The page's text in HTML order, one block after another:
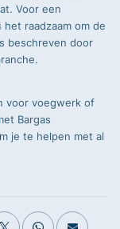
Voor een
raadzaam om de
beschreven door
voor voegwerk of
Bargas
je te helpen met al